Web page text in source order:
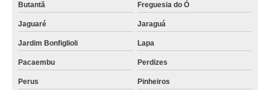
Butantã Freguesia do Ó
Jaguaré Jaraguá
Jardim Bonfiglioli Lapa
Pacaembu Perdizes
Perus Pinheiros